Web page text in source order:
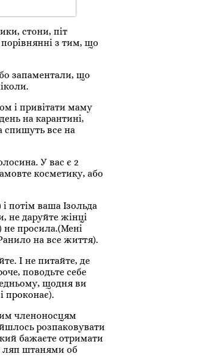
стони, піт
порівнянні з тим, що
запаментали, що
і привітати маму
на карантині,
спишуть все на
У вас є 2
косметику, або
потім ваша Ізольда
не даруйте жінці
не просила.(Мені
на все життя).
І не питайте, де
поводьте себе
щодня ви
проконає).
членоносцям
розпаковувати
бажаєте отримати
ляп штанями об